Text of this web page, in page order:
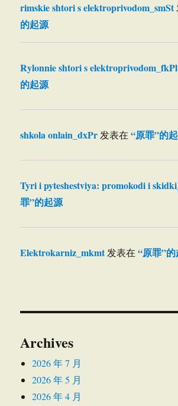
rimskie shtori s elektroprivodom_smSt
的起源
Rylonnie shtori s elektroprivodom_fkPl
的起源
shkola onlain_dxPr 发表在“原罪”的
Tyri i pyteshestviya: promokodi i
罪”的起源
Elektrokarniz_mkmt发表在“原罪”
Archives
2026 年 7 月
2026 年 5 月
2026 年 4 月